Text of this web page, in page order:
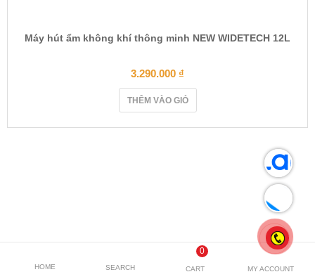
Máy hút ẩm không khí thông minh NEW WIDETECH 12L
3.290.000 ₫
THÊM VÀO GIỎ
HOME SEARCH
0
CART MY ACCOUNT